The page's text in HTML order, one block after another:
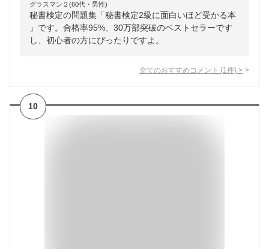
グラスマン２(60代・男性)
秘書検定の問題集「秘書検定2級に面白いほど受かる本
」です。合格率95%、30万部突破のベストセラーです
し、初心者の方にぴったりですよ。
全てのおすすめコメント (1 件) >
10